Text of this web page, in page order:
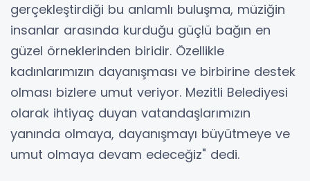
gerçekleştirdiği bu anlamlı buluşma, müziğin
insanlar arasında kurduğu güçlü bağın en
güzel örneklerinden biridir. Özellikle
kadınlarımızın dayanışması ve birbirine destek
olması bizlere umut veriyor. Mezitli Belediyesi
olarak ihtiyaç duyan vatandaşlarımızın
yanında olmaya, dayanışmayı büyütmeye ve
umut olmaya devam edeceğiz" dedi.